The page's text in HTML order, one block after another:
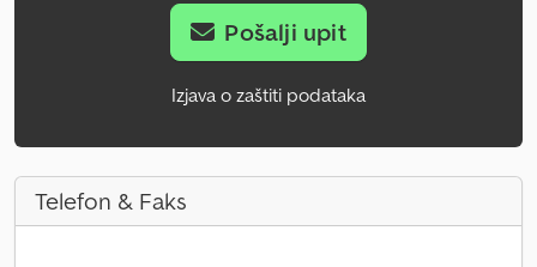
Pošalji upit
Izjava o zaštiti podataka
Telefon & Faks